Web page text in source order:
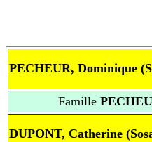
PECHEUR, Dominique
Famille
DUPONT, Catherine